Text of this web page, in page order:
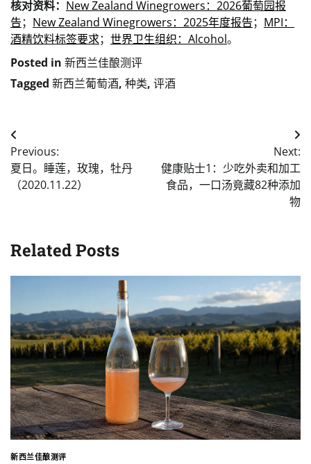
核对资料： New Zealand Winegrowers：2026葡萄园报
告； New Zealand Winegrowers：2025年度报告； MPI：
酒精饮料标签要求； 世界卫生组织：Alcohol。
Posted in 新西兰佳酿测评
Tagged 新西兰葡萄酒, 种类, 评酒
Post
navigation
Previous:
夏日。睡莲，玫瑰，牡丹
（2020.11.22）
Next:
健康贴士1：少吃外卖和加工
食品，一口汤竟藏82种添加
物
Related Posts
新西兰佳酿测评